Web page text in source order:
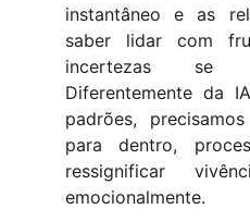
instantâneo e as
saber lidar com
incertezas se
Diferentemente da
padrões,
para dentro,
ressignificar
emocionalmente.